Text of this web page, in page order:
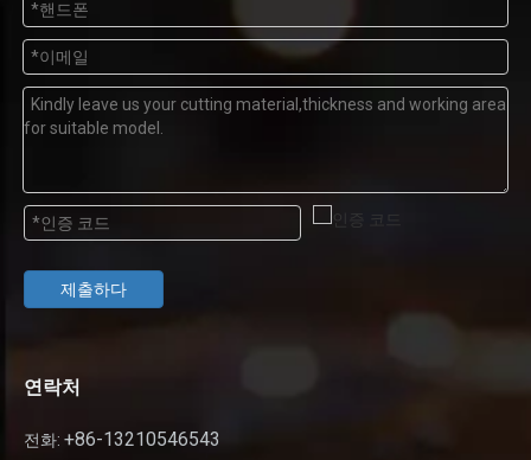
제출하다
연락처
전화: +86-13210546543